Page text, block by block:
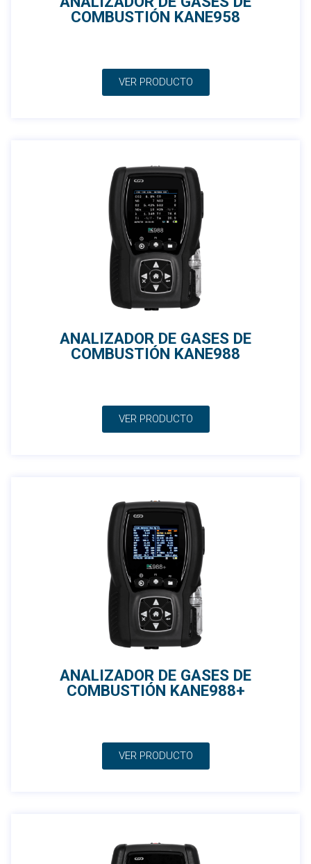
COMBUSTIÓN KANE958
VER PRODUCTO
ANALIZADOR DE GASES DE
COMBUSTIÓN KANE988
VER PRODUCTO
ANALIZADOR DE GASES DE
COMBUSTIÓN KANE988+
VER PRODUCTO